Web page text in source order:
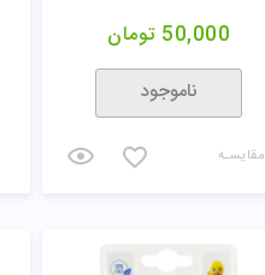
50,000 تومان
ناموجود
مقایسـه